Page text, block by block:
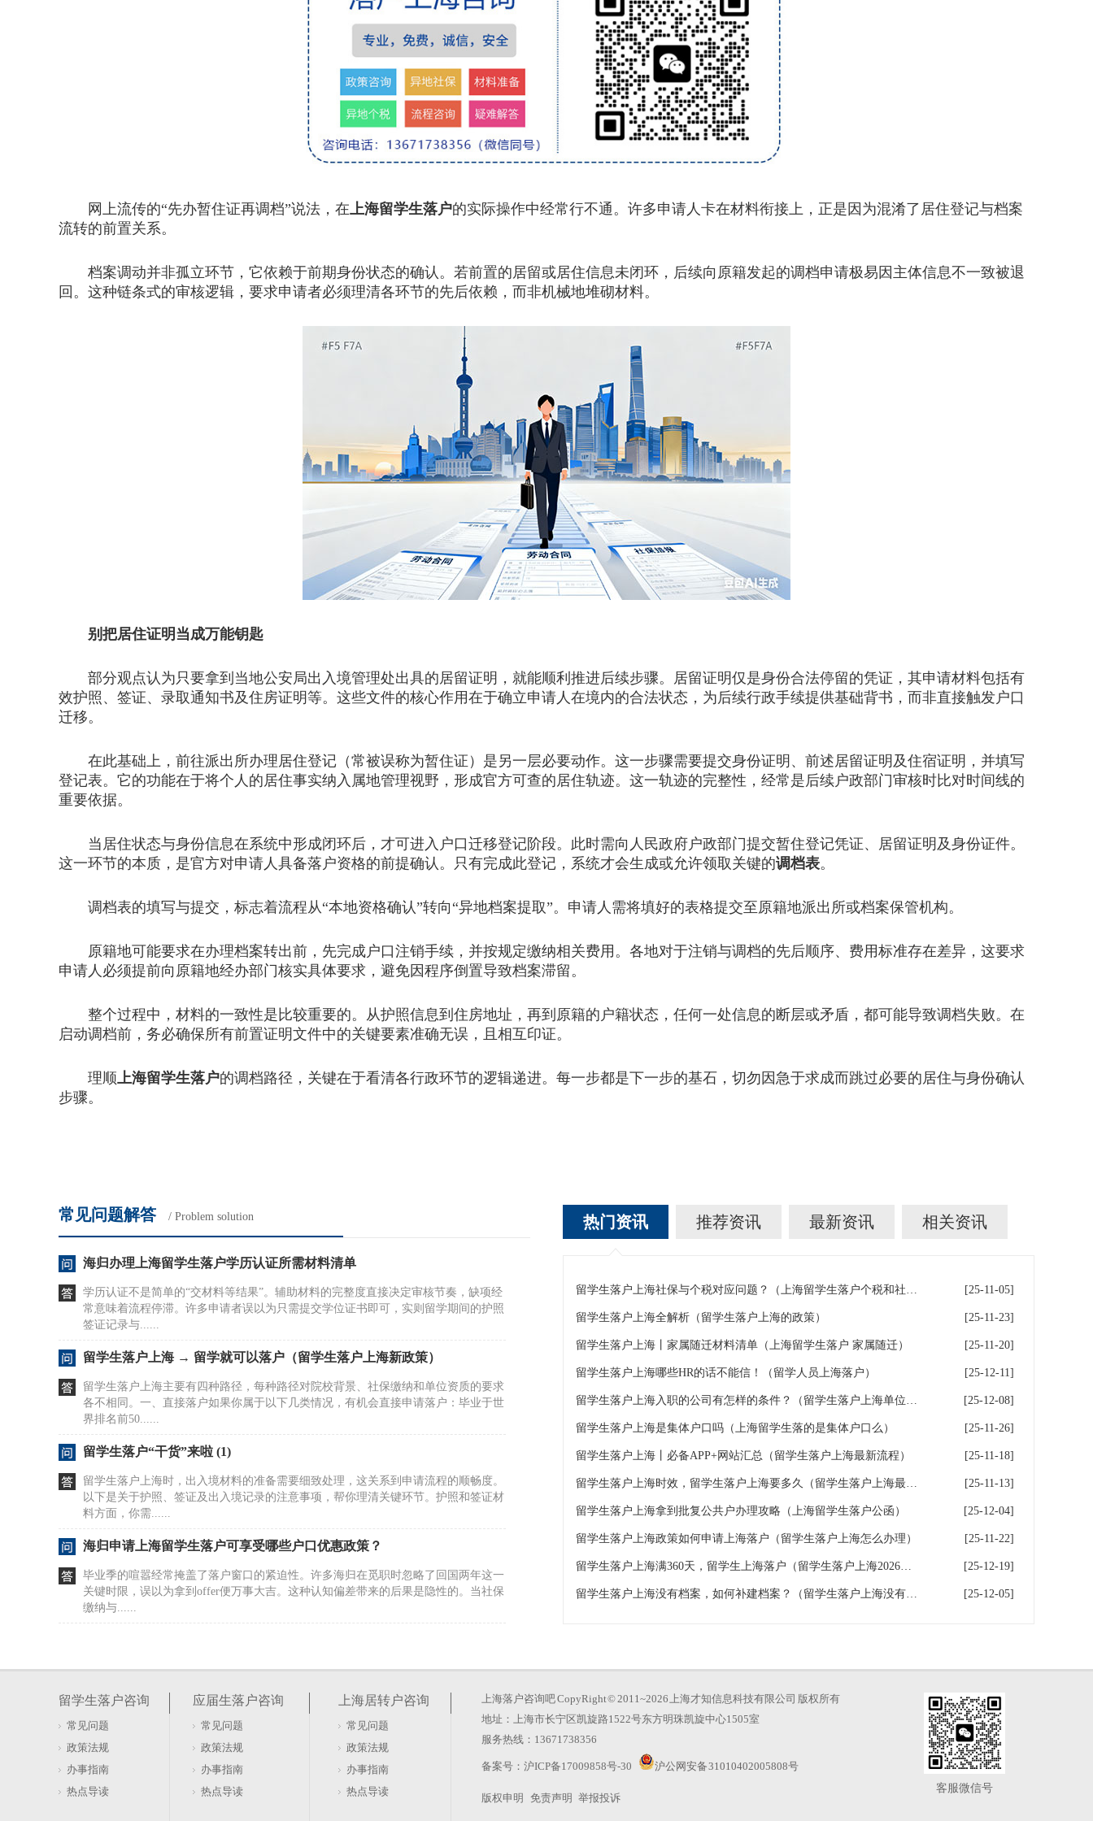
网上流传的“先办暂住证再调档”说法，在上海留学生落户的实际操作中经常行不通。许多申请人卡在材料衔接上，正是因为混淆了居住登记与档案
流转的前置关系。
档案调动并非孤立环节，它依赖于前期身份状态的确认。若前置的居留或居住信息未闭环，后续向原籍发起的调档申请极易因主体信息不一致被退
回。这种链条式的审核逻辑，要求申请者必须理清各环节的先后依赖，而非机械地堆砌材料。
别把居住证明当成万能钥匙
部分观点认为只要拿到当地公安局出入境管理处出具的居留证明，就能顺利推进后续步骤。居留证明仅是身份合法停留的凭证，其申请材料包括有
效护照、签证、录取通知书及住房证明等。这些文件的核心作用在于确立申请人在境内的合法状态，为后续行政手续提供基础背书，而非直接触发户口
迁移。
在此基础上，前往派出所办理居住登记（常被误称为暂住证）是另一层必要动作。这一步骤需要提交身份证明、前述居留证明及住宿证明，并填写
登记表。它的功能在于将个人的居住事实纳入属地管理视野，形成官方可查的居住轨迹。这一轨迹的完整性，经常是后续户政部门审核时比对时间线的
重要依据。
当居住状态与身份信息在系统中形成闭环后，才可进入户口迁移登记阶段。此时需向人民政府户政部门提交暂住登记凭证、居留证明及身份证件。
这一环节的本质，是官方对申请人具备落户资格的前提确认。只有完成此登记，系统才会生成或允许领取关键的调档表。
调档表的填写与提交，标志着流程从“本地资格确认”转向“异地档案提取”。申请人需将填好的表格提交至原籍地派出所或档案保管机构。
原籍地可能要求在办理档案转出前，先完成户口注销手续，并按规定缴纳相关费用。各地对于注销与调档的先后顺序、费用标准存在差异，这要求
申请人必须提前向原籍地经办部门核实具体要求，避免因程序倒置导致档案滞留。
整个过程中，材料的一致性是比较重要的。从护照信息到住房地址，再到原籍的户籍状态，任何一处信息的断层或矛盾，都可能导致调档失败。在
启动调档前，务必确保所有前置证明文件中的关键要素准确无误，且相互印证。
理顺上海留学生落户的调档路径，关键在于看清各行政环节的逻辑递进。每一步都是下一步的基石，切勿因急于求成而跳过必要的居住与身份确认
步骤。
常见问题解答 / Problem solution
海归办理上海留学生落户学历认证所需材料清单
学历认证不是简单的“交材料等结果”。辅助材料的完整度直接决定审核节奏，缺项经
常意味着流程停滞。许多申请者误以为只需提交学位证书即可，实则留学期间的护照
签证记录与......
留学生落户上海 → 留学就可以落户（留学生落户上海新政策）
留学生落户上海主要有四种路径，每种路径对院校背景、社保缴纳和单位资质的要求
各不相同。一、直接落户如果你属于以下几类情况，有机会直接申请落户：毕业于世
界排名前50......
留学生落户“干货”来啦 (1)
留学生落户上海时，出入境材料的准备需要细致处理，这关系到申请流程的顺畅度。
以下是关于护照、签证及出入境记录的注意事项，帮你理清关键环节。护照和签证材
料方面，你需......
海归申请上海留学生落户可享受哪些户口优惠政策？
毕业季的喧嚣经常掩盖了落户窗口的紧迫性。许多海归在觅职时忽略了回国两年这一
关键时限，误以为拿到offer便万事大吉。这种认知偏差带来的后果是隐性的。当社保
缴纳与......
网上流传的“只要认证就能落”说法，经常忽略了主体合规这一核心前提。许多申请人
成本浪费。......
留学生落户流程及条件的整理（留学生落户程序）
留学生落户上海政策对境外学习时长、学历层次、回国时间窗口及用人单位资质均有
况不一样，适......
热门资讯 推荐资讯 最新资讯 相关资讯
留学生落户上海社保与个税对应问题？（上海留学生落户个税和社保不一致） [25-11-05]
留学生落户上海全解析（留学生落户上海的政策） [25-11-23]
留学生落户上海丨家属随迁材料清单（上海留学生落户 家属随迁） [25-11-20]
留学生落户上海哪些HR的话不能信！（留学人员上海落户） [25-12-11]
留学生落户上海入职的公司有怎样的条件？（留学生落户上海单位要求） [25-12-08]
留学生落户上海是集体户口吗（上海留学生落的是集体户口么） [25-11-26]
留学生落户上海丨必备APP+网站汇总（留学生落户上海最新流程） [25-11-18]
留学生落户上海时效，留学生落户上海要多久（留学生落户上海最快多久） [25-11-13]
留学生落户上海拿到批复公共户办理攻略（上海留学生落户公函） [25-12-04]
留学生落户上海政策如何申请上海落户（留学生落户上海怎么办理） [25-11-22]
留学生落户上海满360天，留学生上海落户（留学生落户上海2026年最新政策条件） [25-12-19]
留学生落户上海没有档案，如何补建档案？（留学生落户上海没有档案,如何补建档案） [25-12-05]
留学生落户咨询
常见问题
政策法规
办事指南
热点导读
应届生落户咨询
常见问题
政策法规
办事指南
热点导读
上海居转户咨询
常见问题
政策法规
办事指南
热点导读
上海落户咨询吧CopyRight © 2011~2026 上海才知信息科技有限公司 版权所有
地址：上海市长宁区凯旋路1522号东方明珠凯旋中心1505室
服务热线：13671738356
备案号： 沪ICP备17009858号-30 沪公网安备 31010402005808号
版权申明 免责声明 举报投诉
客服微信号